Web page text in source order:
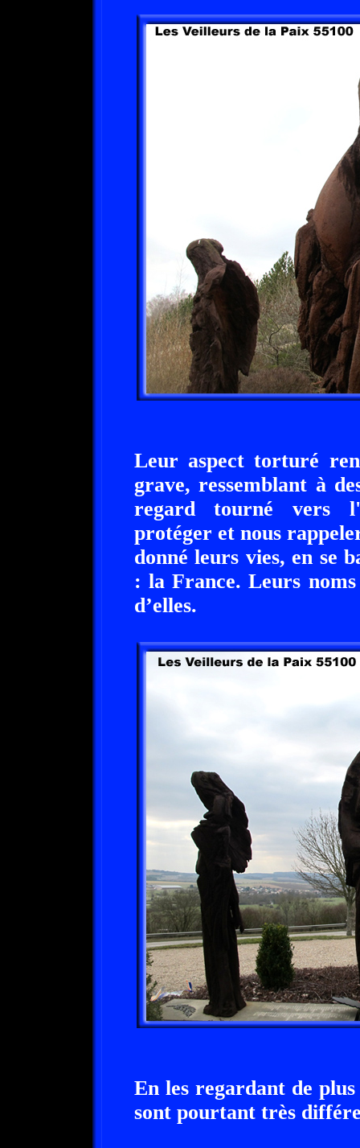
Leur aspect torturé
grave, ressemblant à
regard tourné vers
protéger et nous
donné leurs vies, en se
: la France. Leurs
d’elles.
En les regardant de
sont pourtant très